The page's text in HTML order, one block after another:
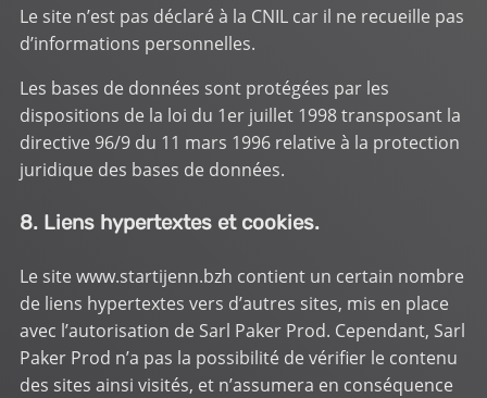
Le site n’est pas déclaré à la CNIL car il ne recueille pas
d’informations personnelles.
Les bases de données sont protégées par les
dispositions de la loi du 1er juillet 1998 transposant la
directive 96/9 du 11 mars 1996 relative à la protection
juridique des bases de données.
8. Liens hypertextes et cookies.
Le site www.startijenn.bzh contient un certain nombre
de liens hypertextes vers d’autres sites, mis en place
avec l’autorisation de Sarl Paker Prod. Cependant, Sarl
Paker Prod n’a pas la possibilité de vérifier le contenu
des sites ainsi visités, et n’assumera en conséquence